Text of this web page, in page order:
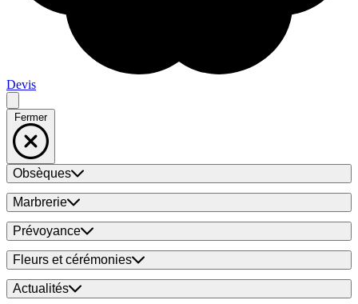
Devis
Fermer
Obsèques
Marbrerie
Prévoyance
Fleurs et cérémonies
Actualités